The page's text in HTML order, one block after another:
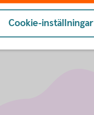
Cookie-inställningar